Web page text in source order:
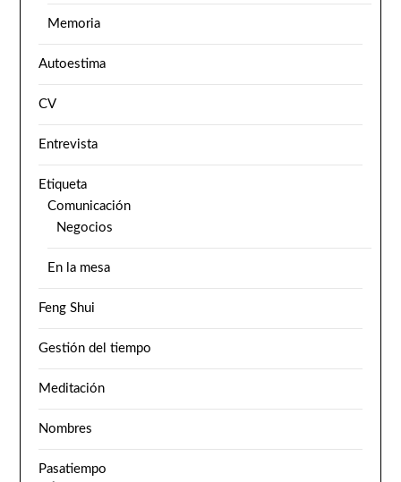
Memoria
Autoestima
CV
Entrevista
Etiqueta
Comunicación
Negocios
En la mesa
Feng Shui
Gestión del tiempo
Meditación
Nombres
Pasatiempo